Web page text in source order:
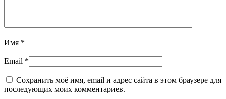
Имя *
Email *
Сохранить моё имя, email и адрес сайта в этом браузере для
последующих моих комментариев.